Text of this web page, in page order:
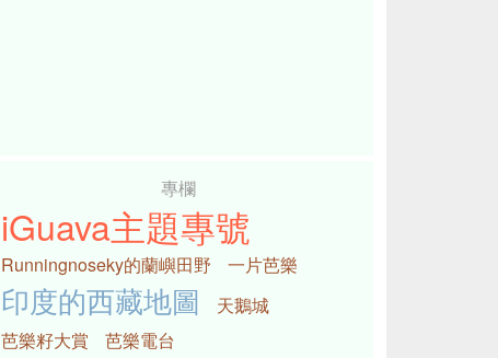
專欄
iGuava主題專號
Runningnoseky的蘭嶼田野 一片芭樂
印度的西藏地圖
天鵝城
芭樂籽大賞
芭樂電台